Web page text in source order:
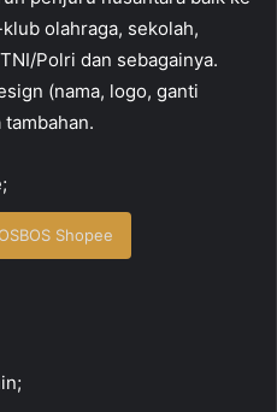
olahraga, sekolah,
Polri dan sebagainya.
(nama, logo, ganti
Shopee